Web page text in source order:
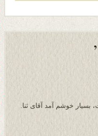
خوشم آمد آقای ثنا.